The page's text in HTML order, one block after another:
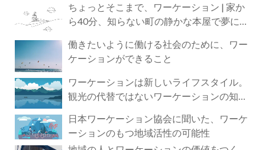
ちょっとそこまで、ワーケーション | 家か
ら40分、知らない町の静かな本屋で夢に近
働きたいように働ける社会のために、ワー
ケーションができること
ワーケーションは新しいライフスタイル。
観光の代替ではないワーケーションの知ら
日本ワーケーション協会に聞いた、ワーケ
ーションのもつ地域活性の可能性